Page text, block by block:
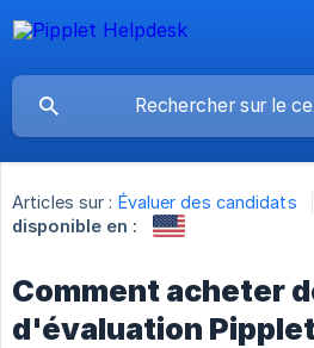
Articles sur : Évaluer des candidats
disponible en :
Comment acheter
d'évaluation